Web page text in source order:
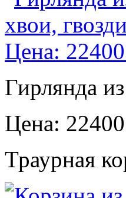
Гирлянда
Цена:
Траурная